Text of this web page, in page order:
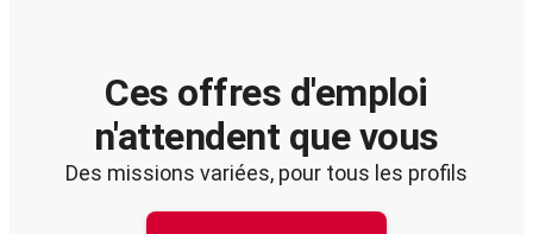
Ces offres d'emploi
n'attendent que vous
Des missions variées, pour tous les profils